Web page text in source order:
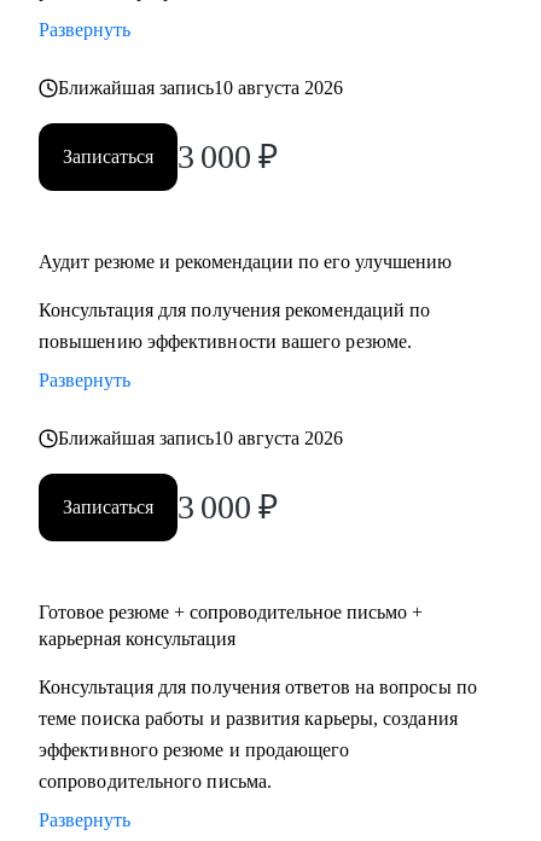
Развернуть
Ближайшая запись10 августа 2026
Записаться 3 000 ₽
Аудит резюме и рекомендации по его улучшению
Консультация для получения рекомендаций по
повышению эффективности вашего резюме.
Развернуть
Ближайшая запись10 августа 2026
Записаться 3 000 ₽
Готовое резюме + сопроводительное письмо +
карьерная консультация
Консультация для получения ответов на вопросы по
теме поиска работы и развития карьеры, создания
эффективного резюме и продающего
сопроводительного письма.
Развернуть